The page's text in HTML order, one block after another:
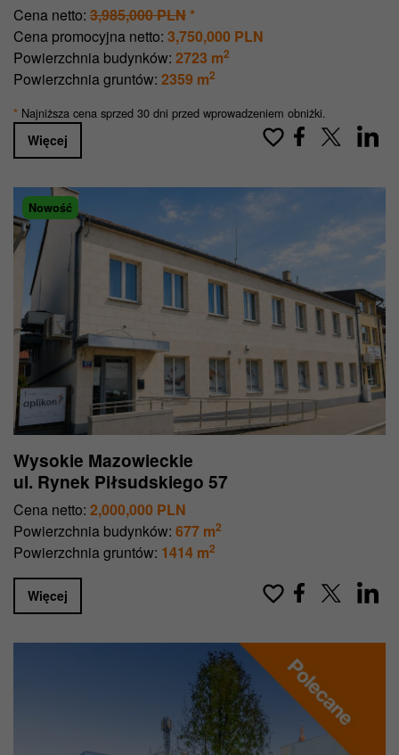
Cena netto: 3,985,000 PLN*
Cena promocyjna netto: 3,750,000 PLN
Powierzchnia budynków: 2723 m2
Powierzchnia gruntów: 2359 m2
* Najniższa cena sprzed 30 dni przed wprowadzeniem obniżki.
Więcej
Nowość
Wysokie Mazowieckie
ul. Rynek Piłsudskiego 57
Cena netto: 2,000,000 PLN
Powierzchnia budynków: 677 m2
Powierzchnia gruntów: 1414 m2
Więcej